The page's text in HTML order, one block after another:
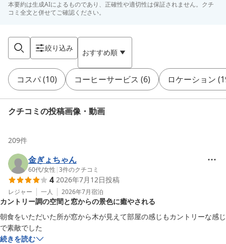
本要約は生成AIによるものであり、正確性や適切性は保証されません。クチ
コミ全文と併せてご確認ください。
絞り込み おすすめ順
コスパ(10) コーヒーサービス (6) ロケーション (
クチコミの投稿画像・動画
209件
金ぎょちゃん
60代/女性 |3件のクチコミ
4 2026年7月12日投稿
レジャー 一人 2026年7月宿泊
カントリー調の空間と窓からの景色に癒やされる
朝食をいただいた所が窓から木が見えて部屋の感じもカントリーな感じ
で素敵でした
続きを読む